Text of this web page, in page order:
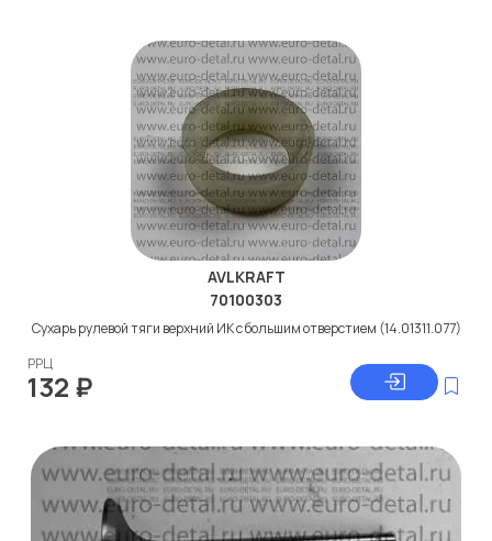
AVLKRAFT
70100303
Сухарь рулевой тяги верхний ИК с большим отверстием (14.01311.077)
РРЦ
132 ₽